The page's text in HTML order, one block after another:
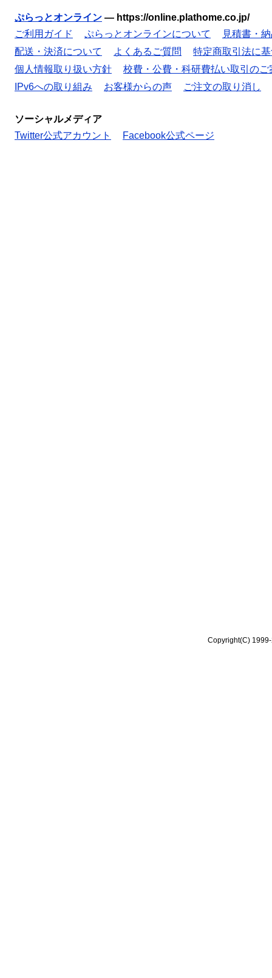
ぷらっとオンライン — https://online.plathome.co.jp/
ご利用ガイド
ぷらっとオンラインについて
見積書・
配送・決済について
よくあるご質問
特定商取引法に
個人情報取り扱い方針
校費・公費・科研費払い取引のご
IPv6への取り組み
お客様からの声 ご注文の取り消し
ソーシャルメディア
Twitter公式アカウント
Facebook公式ページ
Copyright(C)